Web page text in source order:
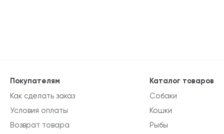
Каталог товаров
Собаки
Кошки
Рыбы
Покупателям
Как сделать заказ
Условия оплаты
Возврат товара